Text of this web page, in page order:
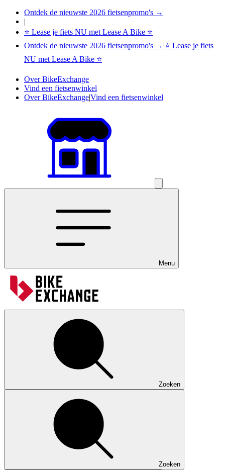
Ontdek de nieuwste 2026 fietsenpromo's →
|
⭐ Lease je fiets NU met Lease A Bike ⭐
Ontdek de nieuwste 2026 fietsenpromo's → |⭐ Lease je fiets
NU met Lease A Bike ⭐
Over BikeExchange
Vind een fietsenwinkel
Over BikeExchange|Vind een fietsenwinkel
Menu
Zoeken
Zoeken